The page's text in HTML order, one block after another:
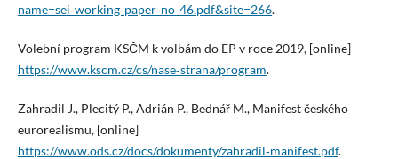
name=sei‑working‑paper‑no‑46.pdf&site=266.
Volební program KSČM k volbám do EP v roce 2019, [online]
https://www.kscm.cz/cs/nase‑strana/program.
Zahradil J., Plecitý P., Adrián P., Bednář M., Manifest českého
eurorealismu, [online]
https://www.ods.cz/docs/dokumenty/zahradil‑manifest.pdf.